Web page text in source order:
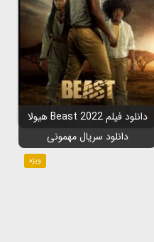
دانلود فیلم Beast 2022 هیولا
ویژه
دانلود سریال مهمونی